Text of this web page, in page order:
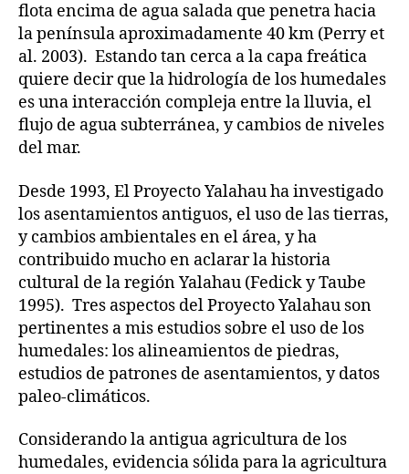
flota encima de agua salada que penetra hacia
la península aproximadamente 40 km (Perry et
al. 2003). Estando tan cerca a la capa freática
quiere decir que la hidrología de los humedales
es una interacción compleja entre la lluvia, el
flujo de agua subterránea, y cambios de niveles
del mar.
Desde 1993, El Proyecto Yalahau ha investigado
los asentamientos antiguos, el uso de las tierras,
y cambios ambientales en el área, y ha
contribuido mucho en aclarar la historia
cultural de la región Yalahau (Fedick y Taube
1995). Tres aspectos del Proyecto Yalahau son
pertinentes a mis estudios sobre el uso de los
humedales: los alineamientos de piedras,
estudios de patrones de asentamientos, y datos
paleo-climáticos.
Considerando la antigua agricultura de los
humedales, evidencia sólida para la agricultura